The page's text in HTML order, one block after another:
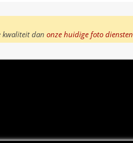
kwaliteit dan onze huidige foto diensten